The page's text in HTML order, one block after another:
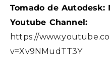
Tomado de Autodesk:
Youtube Channel:
https://
v=Xv9NMudTT3Y